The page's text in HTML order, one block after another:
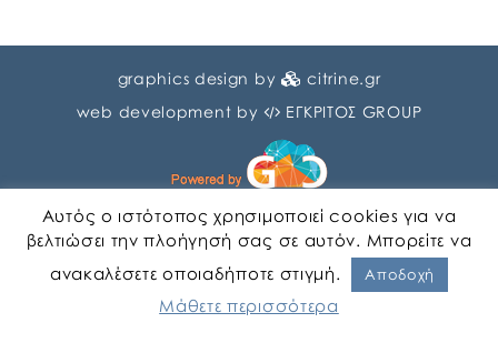
graphics design by
citrine.gr
web development by
ΕΓΚΡΙΤΟΣ GROUP
Αυτός ο ιστότοπος χρησιμοποιεί cookies για να
βελτιώσει την πλοήγησή σας σε αυτόν. Μπορείτε να
ανακαλέσετε οποιαδήποτε στιγμή.
Αποδοχή
Μάθετε περισσότερα
Αγγλικα Ελληνικα